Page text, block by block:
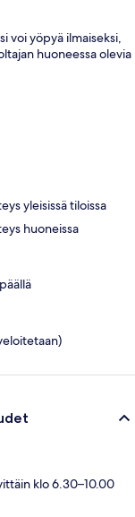
voi yöpyä ilmaiseksi,
huoneessa olevia
yleisissä tiloissa
huoneissa
klo 6.30–10.00